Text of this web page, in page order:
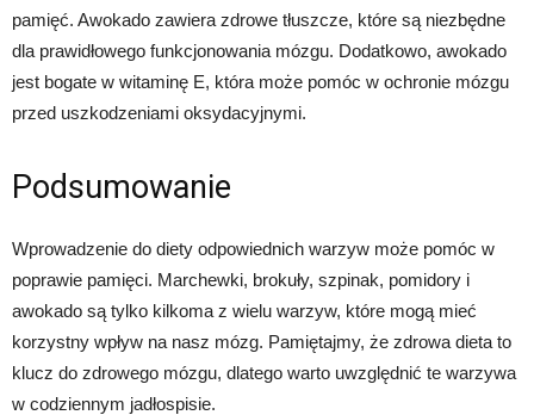
pamięć. Awokado zawiera zdrowe tłuszcze, które są niezbędne
dla prawidłowego funkcjonowania mózgu. Dodatkowo, awokado
jest bogate w witaminę E, która może pomóc w ochronie mózgu
przed uszkodzeniami oksydacyjnymi.
Podsumowanie
Wprowadzenie do diety odpowiednich warzyw może pomóc w
poprawie pamięci. Marchewki, brokuły, szpinak, pomidory i
awokado są tylko kilkoma z wielu warzyw, które mogą mieć
korzystny wpływ na nasz mózg. Pamiętajmy, że zdrowa dieta to
klucz do zdrowego mózgu, dlatego warto uwzględnić te warzywa
w codziennym jadłospisie.